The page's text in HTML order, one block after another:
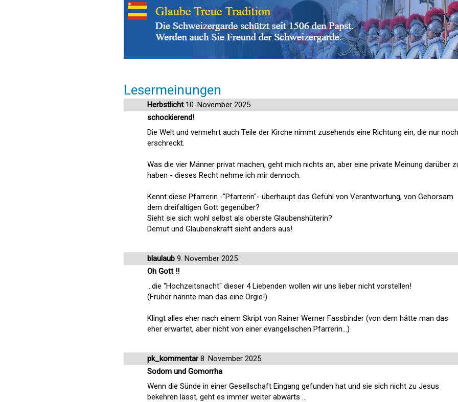
Lesermeinungen
Herbstlicht10. November 2025
schockierend!
Die Welt und vermehrt auch Teile der Kirche nimmt zusehends eine Richtung ein, die nur noch
erschreckt.
Was die vier Männer privat machen, geht mich nichts an, aber eine private Meinung darüber
haben - dieses Recht nehme ich mir dennoch.
Kennt diese Pfarrerin -"Pfarrerin"- überhaupt das Gefühl von Verantwortung, von Gehorsam
dem dreifaltigen Gott gegenüber?
Sieht sie sich wohl selbst als oberste Glaubenshüterin?
Demut und Glaubenskraft sieht anders aus!
blaulaub 9. November 2025
Oh Gott !!
...die "Hochzeitsnacht" dieser 4 Liebenden wollen wir uns lieber nicht vorstellen!
(Früher nannte man das eine Orgie!)
Klingt alles eher nach einem Skript von Rainer Werner Fassbinder (von dem hätte man das
eher erwartet, aber nicht von einer evangelischen Pfarrerin...)
pk_kommentar8. November 2025
Sodom und Gomorrha
Wenn die Sünde in einer Gesellschaft Eingang gefunden hat und sie sich nicht zu Jesus
bekehren lässt, geht es immer weiter abwärts ...